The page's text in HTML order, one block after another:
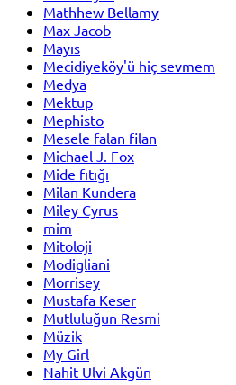
Mathhew Bellamy
Max Jacob
Mayıs
Mecidiyeköy'ü hiç sevmem
Medya
Mektup
Mephisto
Mesele falan filan
Michael J. Fox
Mide fıtığı
Milan Kundera
Miley Cyrus
mim
Mitoloji
Modigliani
Morrisey
Mustafa Keser
Mutluluğun Resmi
Müzik
My Girl
Nahit Ulvi Akgün